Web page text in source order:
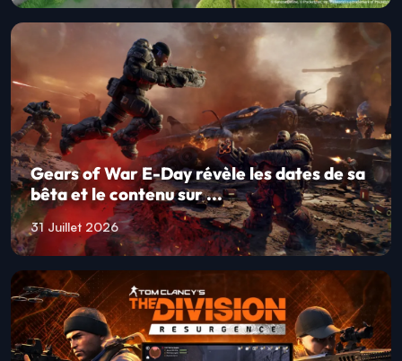
Gears of War E-Day révèle les dates de sa
bêta et le contenu sur ...
31 Juillet 2026